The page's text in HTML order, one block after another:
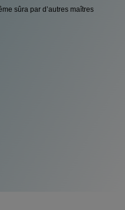
sûra par d’autres maîtres